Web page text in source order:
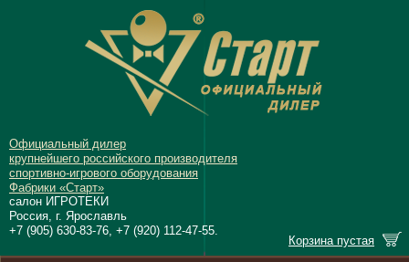
Официальный дилер
крупнейшего российского производителя
спортивно-игрового оборудования
Фабрики «Старт»
салон ИГРОТЕКИ
Россия, г. Ярославль
+7 (905) 630-83-76, +7 (920) 112-47-55.
Корзина пустая